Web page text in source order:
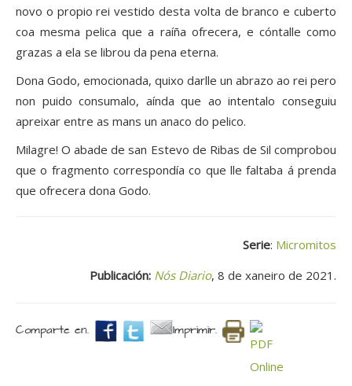
novo o propio rei vestido desta volta de branco e cuberto
coa mesma pelica que a raíña ofrecera, e cóntalle como
grazas a ela se librou da pena eterna.
Dona Godo, emocionada, quixo darlle un abrazo ao rei pero
non puido consumalo, aínda que ao intentalo conseguiu
apreixar entre as mans un anaco do pelico.
Milagre! O abade de san Estevo de Ribas de Sil comprobou
que o fragmento correspondía co que lle faltaba á prenda
que ofrecera dona Godo.
Serie: Micromitos
Publicación: Nós Diario, 8 de xaneiro de 2021.
Comparte en. Imprimir.